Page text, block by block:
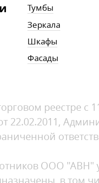
Тумбы
Зеркала
Шкафы
Фасады
реестре с
22.02.2011,
ООО "АВН"